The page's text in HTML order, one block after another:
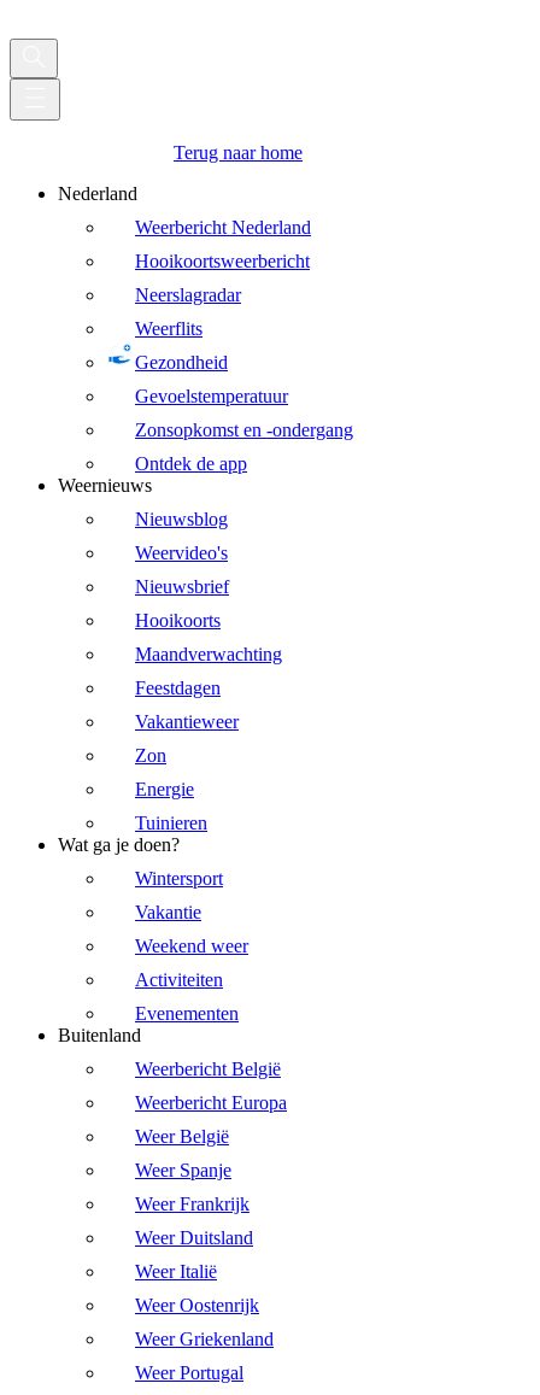
Terug naar home
Nederland
Weerbericht Nederland
Hooikoortsweerbericht
Neerslagradar
Weerflits
Gezondheid
Gevoelstemperatuur
Zonsopkomst en -ondergang
Ontdek de app
Weernieuws
Nieuwsblog
Weervideo's
Nieuwsbrief
Hooikoorts
Maandverwachting
Feestdagen
Vakantieweer
Zon
Energie
Tuinieren
Wat ga je doen?
Wintersport
Vakantie
Weekend weer
Activiteiten
Evenementen
Buitenland
Weerbericht België
Weerbericht Europa
Weer België
Weer Spanje
Weer Frankrijk
Weer Duitsland
Weer Italië
Weer Oostenrijk
Weer Griekenland
Weer Portugal